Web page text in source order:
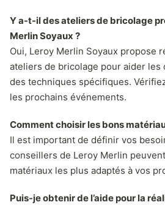
Y a-t-il des ateliers de bricolage
Merlin Soyaux ?
Oui, Leroy Merlin Soyaux propose
ateliers de bricolage pour aider les
des techniques spécifiques.
les prochains événements.
Comment choisir les bons
Il est important de définir vos
conseillers de Leroy Merlin
matériaux les plus adaptés à vos
Puis-je obtenir de l’aide pour la